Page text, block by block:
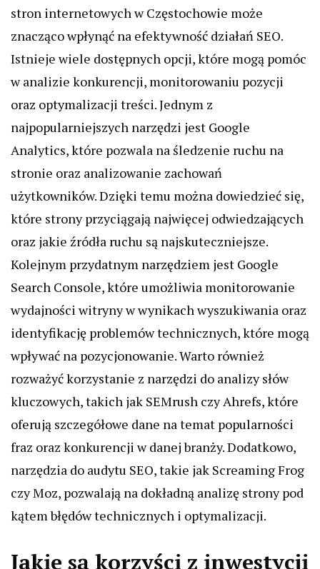
stron internetowych w Częstochowie może
znacząco wpłynąć na efektywność działań SEO.
Istnieje wiele dostępnych opcji, które mogą pomóc
w analizie konkurencji, monitorowaniu pozycji
oraz optymalizacji treści. Jednym z
najpopularniejszych narzędzi jest Google
Analytics, które pozwala na śledzenie ruchu na
stronie oraz analizowanie zachowań
użytkowników. Dzięki temu można dowiedzieć się,
które strony przyciągają najwięcej odwiedzających
oraz jakie źródła ruchu są najskuteczniejsze.
Kolejnym przydatnym narzędziem jest Google
Search Console, które umożliwia monitorowanie
wydajności witryny w wynikach wyszukiwania oraz
identyfikację problemów technicznych, które mogą
wpływać na pozycjonowanie. Warto również
rozważyć korzystanie z narzędzi do analizy słów
kluczowych, takich jak SEMrush czy Ahrefs, które
oferują szczegółowe dane na temat popularności
fraz oraz konkurencji w danej branży. Dodatkowo,
narzędzia do audytu SEO, takie jak Screaming Frog
czy Moz, pozwalają na dokładną analizę strony pod
kątem błędów technicznych i optymalizacji.
Jakie są korzyści z inwestycji